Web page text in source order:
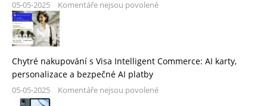
05-05-2025 Komentáře nejsou povolené
Chytré nakupování s Visa Intelligent Commerce: AI karty,
personalizace a bezpečné AI platby
05-05-2025 Komentáře nejsou povolené